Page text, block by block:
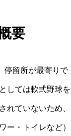
要
停留所が最寄りで
しては軟式野球を
れていないため、
ー・トイレなど）